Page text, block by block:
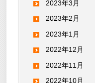
2023年3月
2023年2月
2023年1月
2022年12月
2022年11月
2022年10月